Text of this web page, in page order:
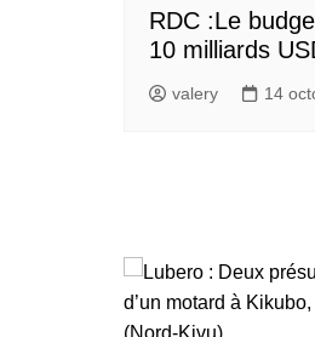
RDC :Le
10 milliards
valery 14